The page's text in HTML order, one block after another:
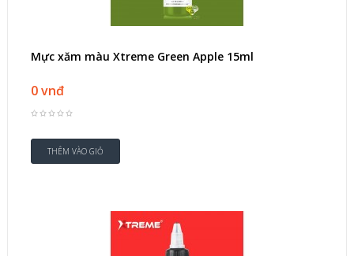
Mực xăm màu Xtreme Green Apple 15ml
0 vnđ